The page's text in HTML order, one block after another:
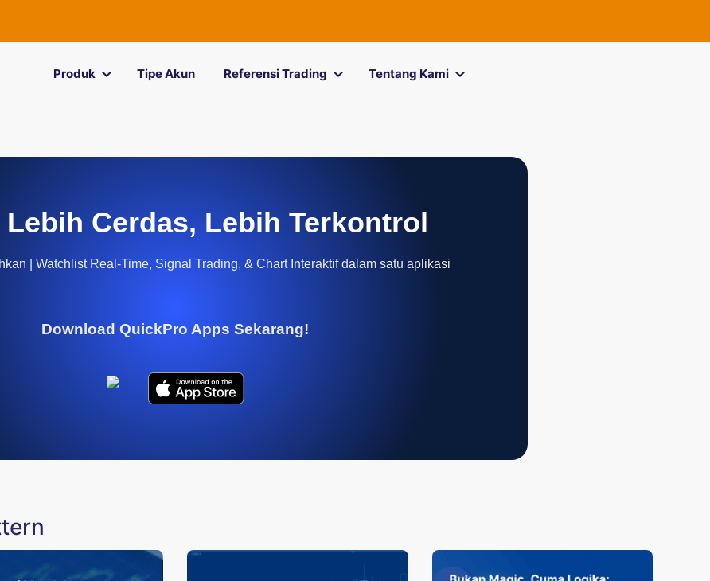
Produk Tipe Akun Referensi Trading Tentang Kami
Lebih Cerdas, Lebih Terkontrol
| Watchlist Real-Time, Signal Trading, & Chart Interaktif dalam satu aplikasi
Download QuickPro Apps Sekarang!